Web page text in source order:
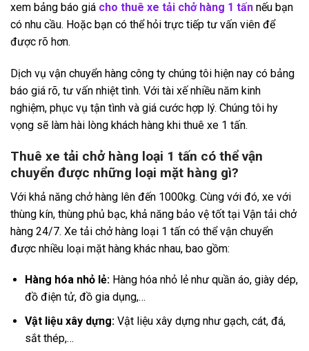
xem bảng báo giá cho thuê xe tải chở hàng 1 tấn nếu bạn
có nhu cầu. Hoặc bạn có thể hỏi trực tiếp tư vấn viên để
được rõ hơn.
Dịch vụ vận chuyển hàng công ty chúng tôi hiện nay có bảng
báo giá rõ, tư vấn nhiệt tình. Với tài xế nhiều năm kinh
nghiệm, phục vụ tận tình và giá cước hợp lý. Chúng tôi hy
vọng sẽ làm hài lòng khách hàng khi thuê xe 1 tấn.
Thuê xe tải chở hàng loại 1 tấn có thể vận
chuyển được những loại mặt hàng gì?
Với khả năng chở hàng lên đến 1000kg. Cùng với đó, xe với
thùng kín, thùng phủ bạc, khả năng bảo vệ tốt tại Vận tải chở
hàng 24/7. Xe tải chở hàng loại 1 tấn có thể vận chuyển
được nhiều loại mặt hàng khác nhau, bao gồm:
Hàng hóa nhỏ lẻ:Hàng hóa nhỏ lẻ như quần áo, giày dép,
đồ điện tử, đồ gia dụng,…
Vật liệu xây dựng:Vật liệu xây dựng như gạch, cát, đá,
sắt thép,…